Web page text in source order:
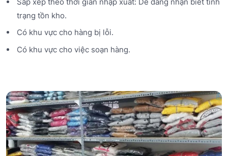
trạng tồn kho.
Có khu vực cho hàng bị lỗi.
Có khu vực cho việc soạn hàng.